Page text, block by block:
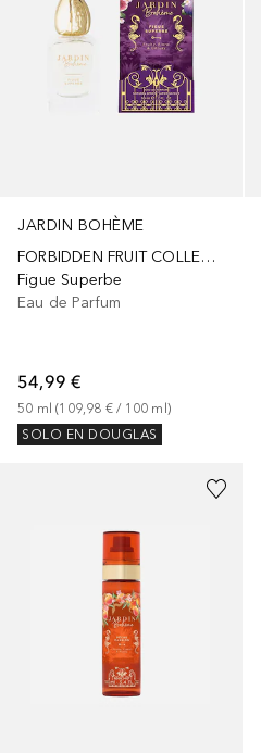
JARDIN BOHÈME
FORBIDDEN FRUIT COLLECTION
Figue Superbe
Eau de Parfum
54,99 €
50 ml (109,98 € / 100 ml )
SOLO EN DOUGLAS